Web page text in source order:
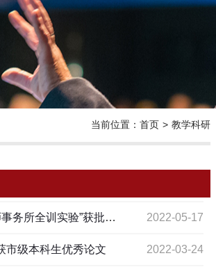
当前位置： 首页 > 教学科研
​ “虚拟仿真会计师事务所全训实验”获批创新创业教育特色示范课程 2022-05-17
市级本科生优秀论文 2022-03-24